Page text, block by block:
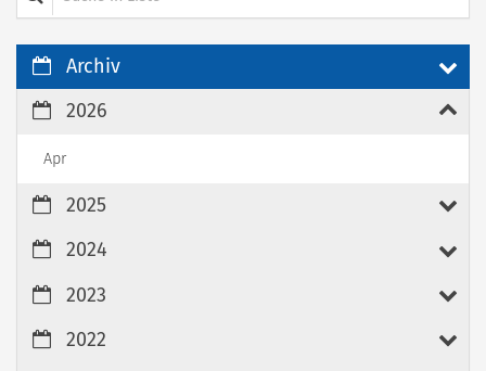
Archiv
2026
Apr
2025
2024
2023
2022